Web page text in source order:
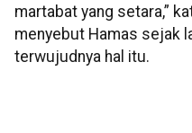
martabat yang setara,”
menyebut Hamas sejak
terwujudnya hal itu.